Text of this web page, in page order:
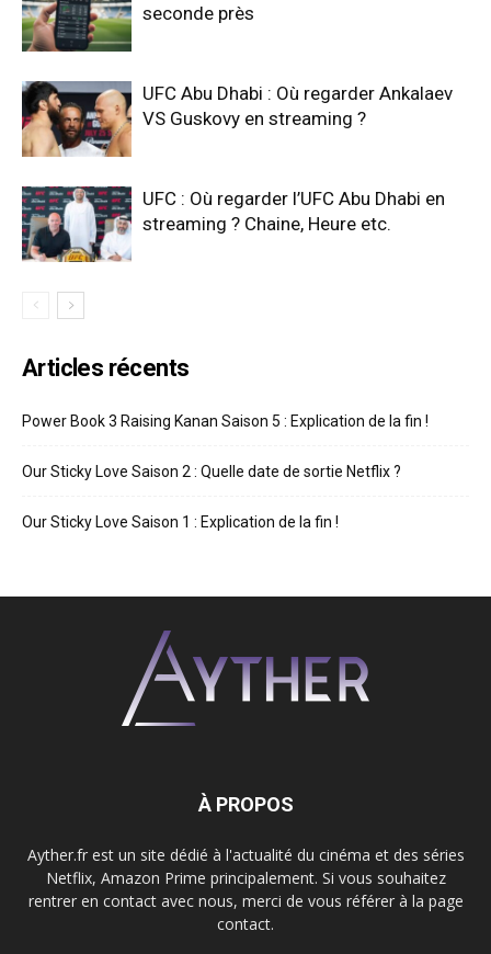
seconde près
UFC Abu Dhabi : Où regarder Ankalaev
VS Guskovy en streaming ?
UFC : Où regarder l’UFC Abu Dhabi en
streaming ? Chaine, Heure etc.
Articles récents
Power Book 3 Raising Kanan Saison 5 : Explication de la fin !
Our Sticky Love Saison 2 : Quelle date de sortie Netflix ?
Our Sticky Love Saison 1 : Explication de la fin !
À PROPOS
Ayther.fr est un site dédié à l'actualité du cinéma et des séries
Netflix, Amazon Prime principalement. Si vous souhaitez
rentrer en contact avec nous, merci de vous référer à la page
contact.